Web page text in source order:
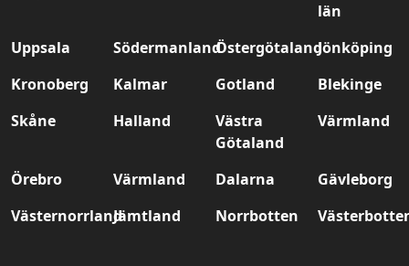
län
Uppsala
SödermanlandÖstergötalandJönköping
Kronoberg
Kalmar Gotland
Blekinge
Skåne
Halland
Västra
Götaland
Värmland
Örebro Värmland Dalarna
Gävleborg
VästernorrlandJämtland Norrbotten